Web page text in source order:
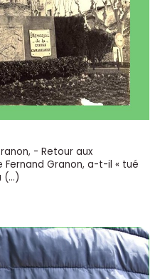
- Retour aux
Fernand Granon, a-t-il « tué
(…)